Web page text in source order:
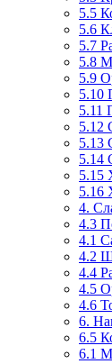
5.5
5.6
5.7
5.8
5.9
5.10
5.11
5.12
5.13
5.14
5.15
5.16
4.
4.3
4.1
4.2
4.4
4.5
4.6
6.
6.5
6.1